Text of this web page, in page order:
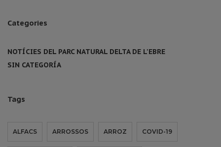
Categories
NOTÍCIES DEL PARC NATURAL DELTA DE L'EBRE
SIN CATEGORÍA
Tags
ALFACS ARROSSOS ARROZ COVID-19